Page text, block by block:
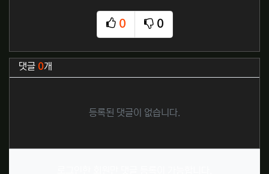
0
추천
0
비추천
관련자료
댓글 0개
등록된 댓글이 없습니다.